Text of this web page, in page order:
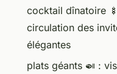
cocktail dînatoire
circulation des
élégantes
plats géants 🍛 :